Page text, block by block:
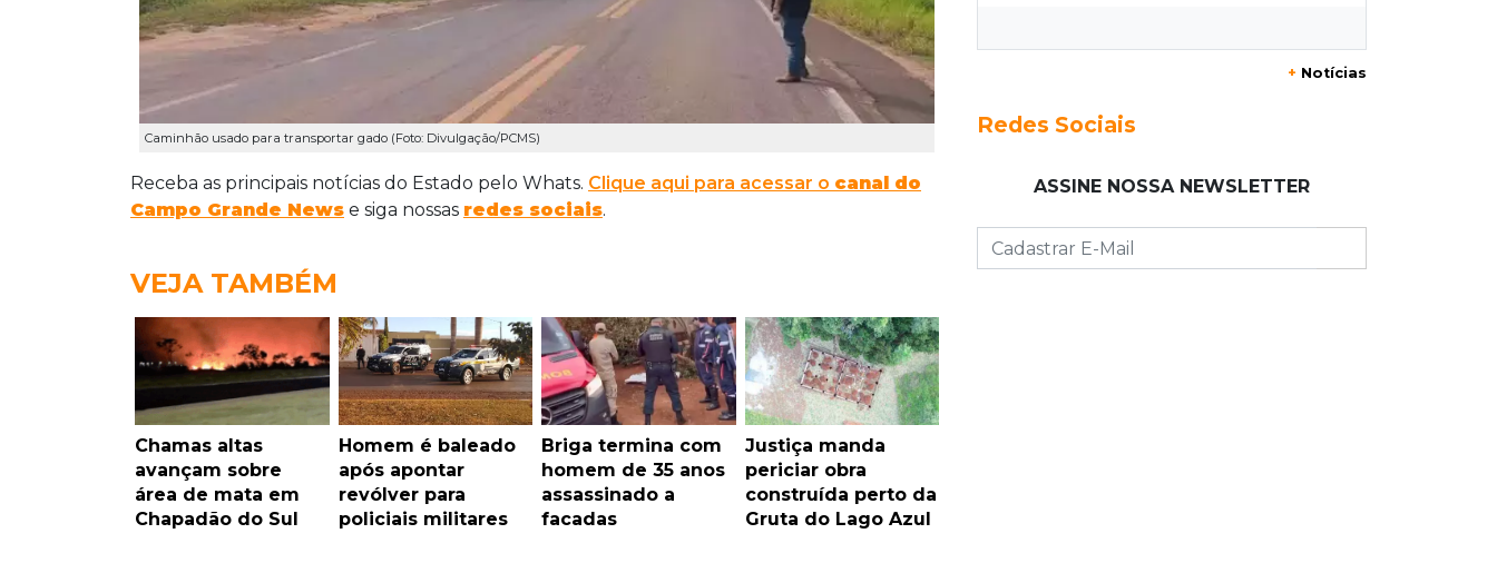
Caminhão usado para transportar gado (Foto: Divulgação/PCMS)
Receba as principais notícias do Estado pelo Whats. Clique aqui para acessar o canal do
Campo Grande News e siga nossas redes sociais.
VEJA TAMBÉM
Chamas altas
avançam sobre
área de mata em
Chapadão do Sul
Homem é baleado
após apontar
revólver para
policiais militares
Briga termina com
homem de 35 anos
assassinado a
facadas
Justiça manda
periciar obra
construída perto da
Gruta do Lago Azul
MS com formação de ciclone bomba
23:00Ideb
Entre escolas com nota divulgada, 3
estaduais lideram o Ensino Médio na
+ Notícias
Redes Sociais
ASSINE NOSSA NEWSLETTER